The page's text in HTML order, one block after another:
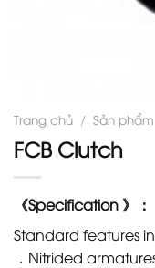
Trang chủ / Sản phẩm
FCB Clutch
《Specification 》：
Standard features
．Nitrided